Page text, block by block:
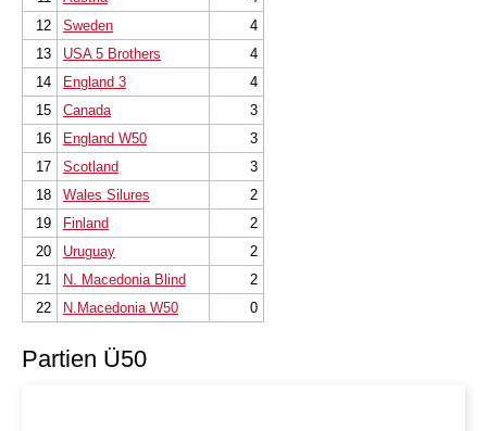
12
Sweden
4
13
USA 5 Brothers
4
14
England 3
4
15
Canada
3
16
England W50
3
17
Scotland
3
18
Wales Silures
2
19
Finland
2
20
Uruguay
2
21
N. Macedonia Blind
2
22
N.Macedonia W50 0
Partien Ü50